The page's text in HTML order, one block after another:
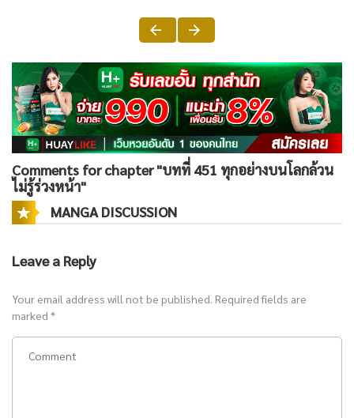
Comments for chapter "บทที่ 451 ทุกอย่างบนโลกล้วน
ไม่รู้ร่วงหน้า"
MANGA DISCUSSION
Leave a Reply
Your email address will not be published. Required fields are
marked *